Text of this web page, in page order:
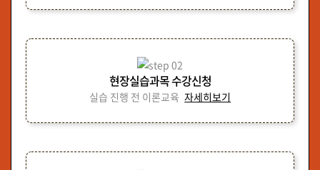
현장실습과목 수강신청
실습 진행 전 이론교육 자세히보기